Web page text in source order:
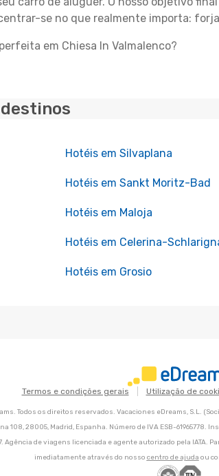
se no que realmente importa:
em Chiesa In Valmalenco?
Hotéis em Silvaplana
Hotéis em Sankt Moritz-Bad
Hotéis em Maloja
Hotéis em Celerina-
Hotéis em Grosio
Termos e condições gerais Utilização de
Todos os direitos reservados. Vacaciones eDreams, S.L.
108, 28005, Madrid, Espanha. Número de IVA ESB-61965778.
Agência de viagens licenciada e agente autorizado pela IATA.
imediatamente através do nosso centro de ajuda ou